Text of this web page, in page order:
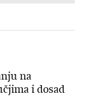
na
i dosad